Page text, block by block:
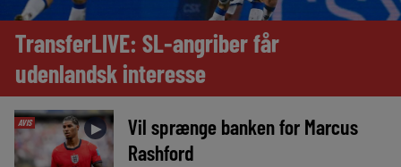
TransferLIVE: SL-angriber får
udenlandsk interesse
AVIS ►
Vil sprænge banken for Marcus
Rashford